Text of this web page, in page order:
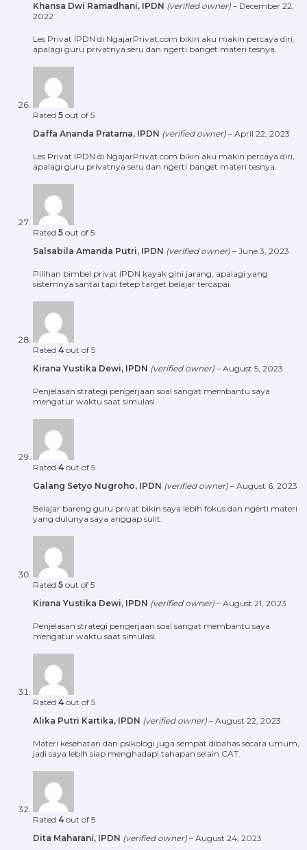
Khansa Dwi Ramadhani, IPDN (verified owner) – December 22,
2022
Les Privat IPDN di NgajarPrivat.com bikin aku makin percaya diri,
apalagi guru privatnya seru dan ngerti banget materi tesnya.
Rated 5 out of 5
Daffa Ananda Pratama, IPDN (verified owner) – April 22, 2023
Les Privat IPDN di NgajarPrivat.com bikin aku makin percaya diri,
apalagi guru privatnya seru dan ngerti banget materi tesnya.
Rated 5 out of 5
Salsabila Amanda Putri, IPDN (verified owner) – June 3, 2023
Pilihan bimbel privat IPDN kayak gini jarang, apalagi yang
sistemnya santai tapi tetep target belajar tercapai.
Rated 4 out of 5
Kirana Yustika Dewi, IPDN (verified owner) – August 5, 2023
Penjelasan strategi pengerjaan soal sangat membantu saya
mengatur waktu saat simulasi.
Rated 4 out of 5
Galang Setyo Nugroho, IPDN (verified owner) – August 6, 2023
Belajar bareng guru privat bikin saya lebih fokus dan ngerti materi
yang dulunya saya anggap sulit.
Rated 5 out of 5
Kirana Yustika Dewi, IPDN (verified owner) – August 21, 2023
Penjelasan strategi pengerjaan soal sangat membantu saya
mengatur waktu saat simulasi.
Rated 4 out of 5
Alika Putri Kartika, IPDN (verified owner) – August 22, 2023
Materi kesehatan dan psikologi juga sempat dibahas secara umum,
jadi saya lebih siap menghadapi tahapan selain CAT.
Rated 4 out of 5
Dita Maharani, IPDN (verified owner) – August 24, 2023